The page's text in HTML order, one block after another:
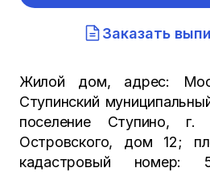
Заказать
Жилой дом, адрес:
Ступинский
поселение Ступино,
Островского, дом 12;
кадастровый номер: